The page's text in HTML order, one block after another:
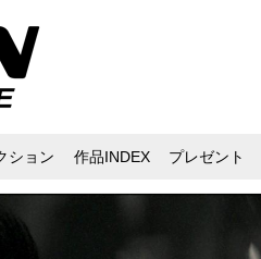
ション 作品INDEX プレゼント